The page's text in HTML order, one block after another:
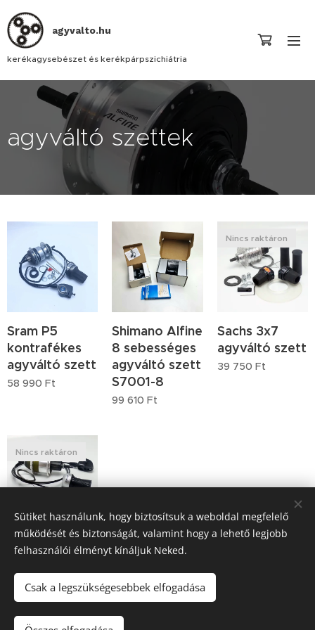
agyvalto.hu
kerékagysebészet és kerékpárpszichiátria
agyváltó szettek
Sram P5
kontrafékes
agyváltó szett
58 990 Ft
Shimano Alfine
8 sebességes
agyváltó szett
S7001-8
99 610 Ft
Sachs 3x7
agyváltó szett
Nincs raktáron
39 750 Ft
Sram DD3 3x8
Nincs raktáron
47 300Ft
Sütiket használunk, hogy biztosítsuk a weboldal megfelelő
működését és biztonságát, valamint hogy a lehető legjobb
felhasználói élményt kínáljuk Neked.
Csak a legszükségesebbek elfogadása